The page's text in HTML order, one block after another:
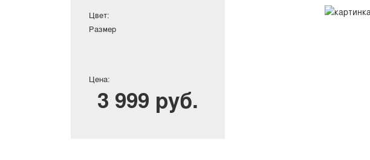
Цвет:
Размер
Цена:
3 999 руб.